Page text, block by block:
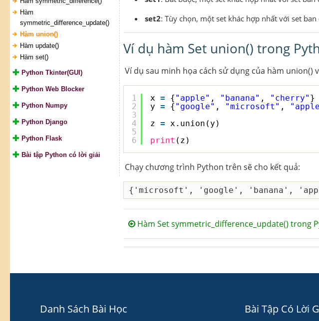
Hàm
symmetric_difference_update()
Hàm union()
Hàm update()
Hàm set()
Python Tkinter(GUI)
Python Web Blocker
Python Numpy
Python Django
Python Flask
Bài tập Python có lời giải
set2: Tùy chọn, một set khác hợp nhất với set ban
Ví dụ hàm Set union() trong
Ví dụ sau minh họa cách sử dụng của hàm union()
1
2
3
4
5
6
x = { "apple" , "banana" , "cherry" }
y = { "google" , "microsoft" ,
z =
x.union(y)
print (z)
Chạy chương trình Python trên sẽ cho kết quả:
Hàm Set symmetric_difference_update() trong
Danh Sách Bài Học Bài Tập Có Lời